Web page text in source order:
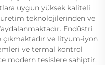
uygun yüksek kaliteli
teknolojilerinden ve
Endüstri
ve lityum-iyon
ve termal kontrol
modern tesislere sahiptir.